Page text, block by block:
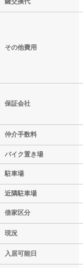
その他費用
保証会社
仲介手数料
バイク置き場
駐車場
近隣駐車場
借家区分
現況
入居可能日